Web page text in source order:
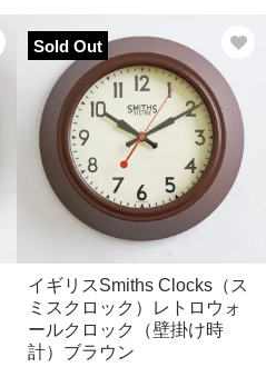
Sold Out
イギリスSmiths Clocks（ス
ミスクロック）レトロウォ
ールクロック（壁掛け時
計）ブラウン